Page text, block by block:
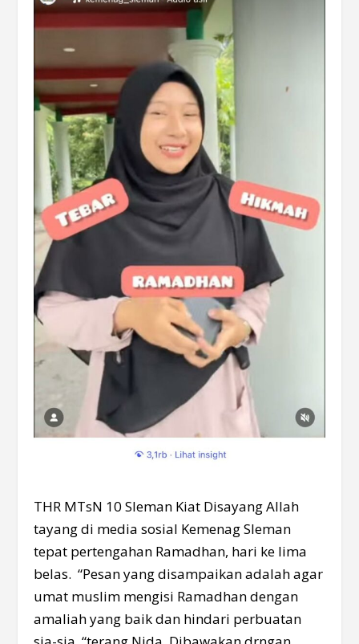
THR MTsN 10 Sleman Kiat Disayang Allah
tayang di media sosial Kemenag Sleman
tepat pertengahan Ramadhan, hari ke lima
belas. “Pesan yang disampaikan adalah agar
umat muslim mengisi Ramadhan dengan
amaliah yang baik dan hindari perbuatan